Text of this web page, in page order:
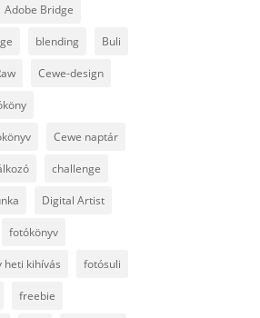
Adobe Bridge
blending Buli
Cewe-design
Cewe naptár
challenge
Digital Artist
fotókönyv
heti kihívás fotósuli
freebie